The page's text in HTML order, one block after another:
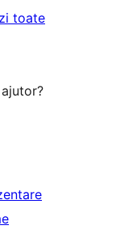
toaterecenziile